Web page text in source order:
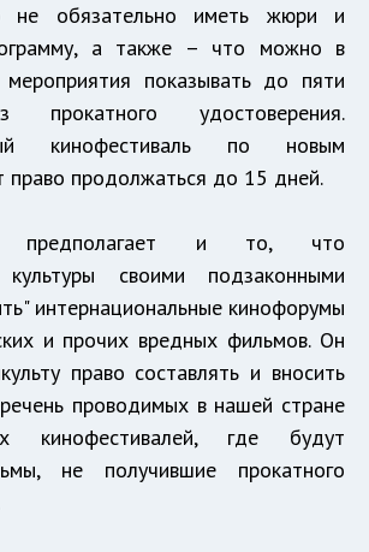
не обязательно иметь жюри и
а также – что можно в
мероприятия показывать до пяти
прокатного удостоверения.
кинофестиваль по новым
право продолжаться до 15 дней.
предполагает и то, что
культуры своими подзаконными
интернациональные кинофорумы
и прочих вредных фильмов. Он
право составлять и вносить
проводимых в нашей стране
кинофестивалей, где будут
не получившие прокатного